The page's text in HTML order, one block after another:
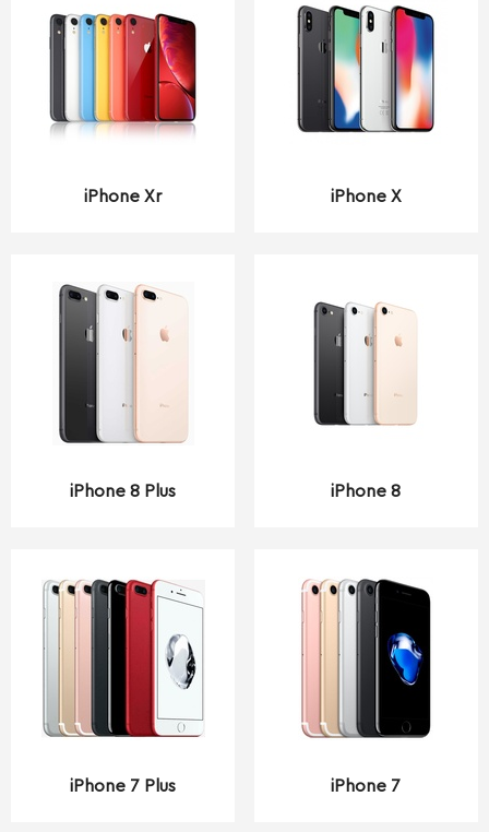
iPhone Xr iPhone X
iPhone 8 Plus iPhone 8
iPhone 7 Plus iPhone 7